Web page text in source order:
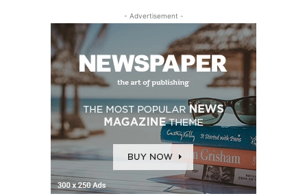
- Advertisement -